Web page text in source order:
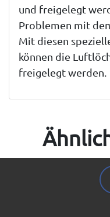
und freigelegt
Problemen mit
Mit diesen
können die
freigelegt werden.